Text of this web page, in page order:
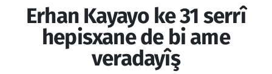
Erhan Kayayo ke 31 serrî
hepisxane de bi ame
veradayîş
Huner
Trafik Durumu
Süper Lig Puan Durumu ve Fikstür